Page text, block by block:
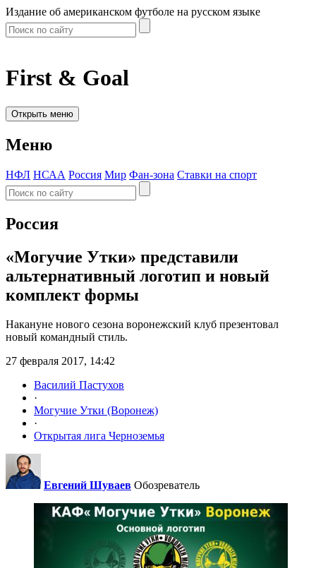
Издание об американском футболе на русском языке
First & Goal
Открыть меню
Меню
НФЛ НСАА Россия Мир Фан-зона Ставки на спорт
Россия
«Могучие Утки» представили
альтернативный логотип и новый
комплект формы
Накануне нового сезона воронежский клуб презентовал
новый командный стиль.
27 февраля 2017, 14:42
Василий Пастухов
·
Могучие Утки (Воронеж)
·
Открытая лига Черноземья
Евгений Шуваев Обозреватель